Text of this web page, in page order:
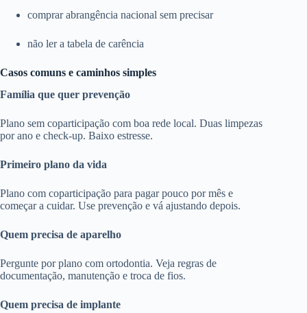
comprar abrangência nacional sem precisar
não ler a tabela de carência
Casos comuns e caminhos simples
Família que quer prevenção
Plano sem coparticipação com boa rede local. Duas limpezas
por ano e check-up. Baixo estresse.
Primeiro plano da vida
Plano com coparticipação para pagar pouco por mês e
começar a cuidar. Use prevenção e vá ajustando depois.
Quem precisa de aparelho
Pergunte por plano com ortodontia. Veja regras de
documentação, manutenção e troca de fios.
Quem precisa de implante